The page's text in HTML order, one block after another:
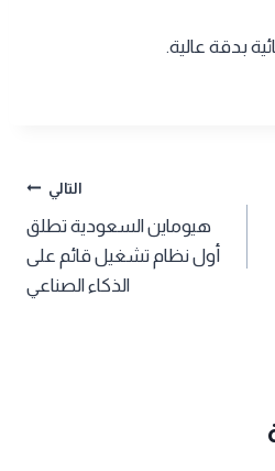
بدقة عالية.
التالي
هيوماين السعودية تطلق
أول نظام تشغيل قائم على
الذكاء الصناعي